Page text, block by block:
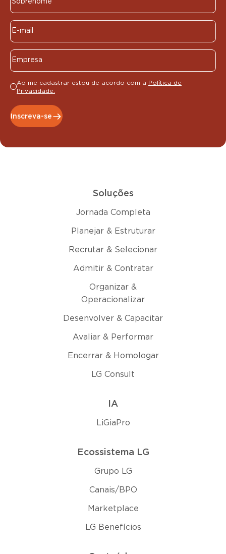
Ao me cadastrar estou de acordo com a Política de
Privacidade.
Inscreva-se
Soluções
Jornada Completa
Planejar & Estruturar
Recrutar & Selecionar
Admitir & Contratar
Organizar &
Operacionalizar
Desenvolver & Capacitar
Avaliar & Performar
Encerrar & Homologar
LG Consult
IA
LiGiaPro
Ecossistema LG
Grupo LG
Canais/BPO
Marketplace
LG Benefícios